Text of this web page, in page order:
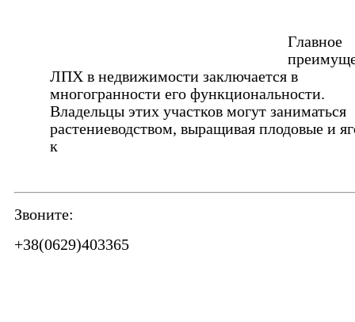
Главное
ЛПХ в недвижимости заключается в
многогранности его функциональности.
Владельцы этих участков могут заниматься
растениеводством, выращивая плодовые и
к
Звоните:
+38(0629)403365